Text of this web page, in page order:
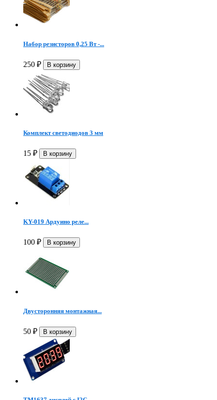
Набор резисторов 0,25 Вт -...
250 ₽
Комплект светодиодов 3 мм
15 ₽
KY-019 Ардуино реле...
100 ₽
Двусторонняя монтажная...
50 ₽